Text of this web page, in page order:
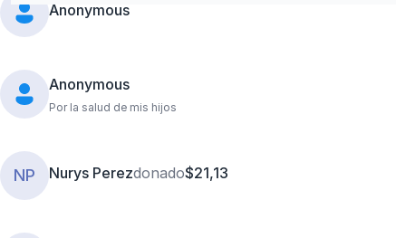
Anonymous
Anonymous
Por la salud de mis hijos
NP Nurys Perezdonado$21,13